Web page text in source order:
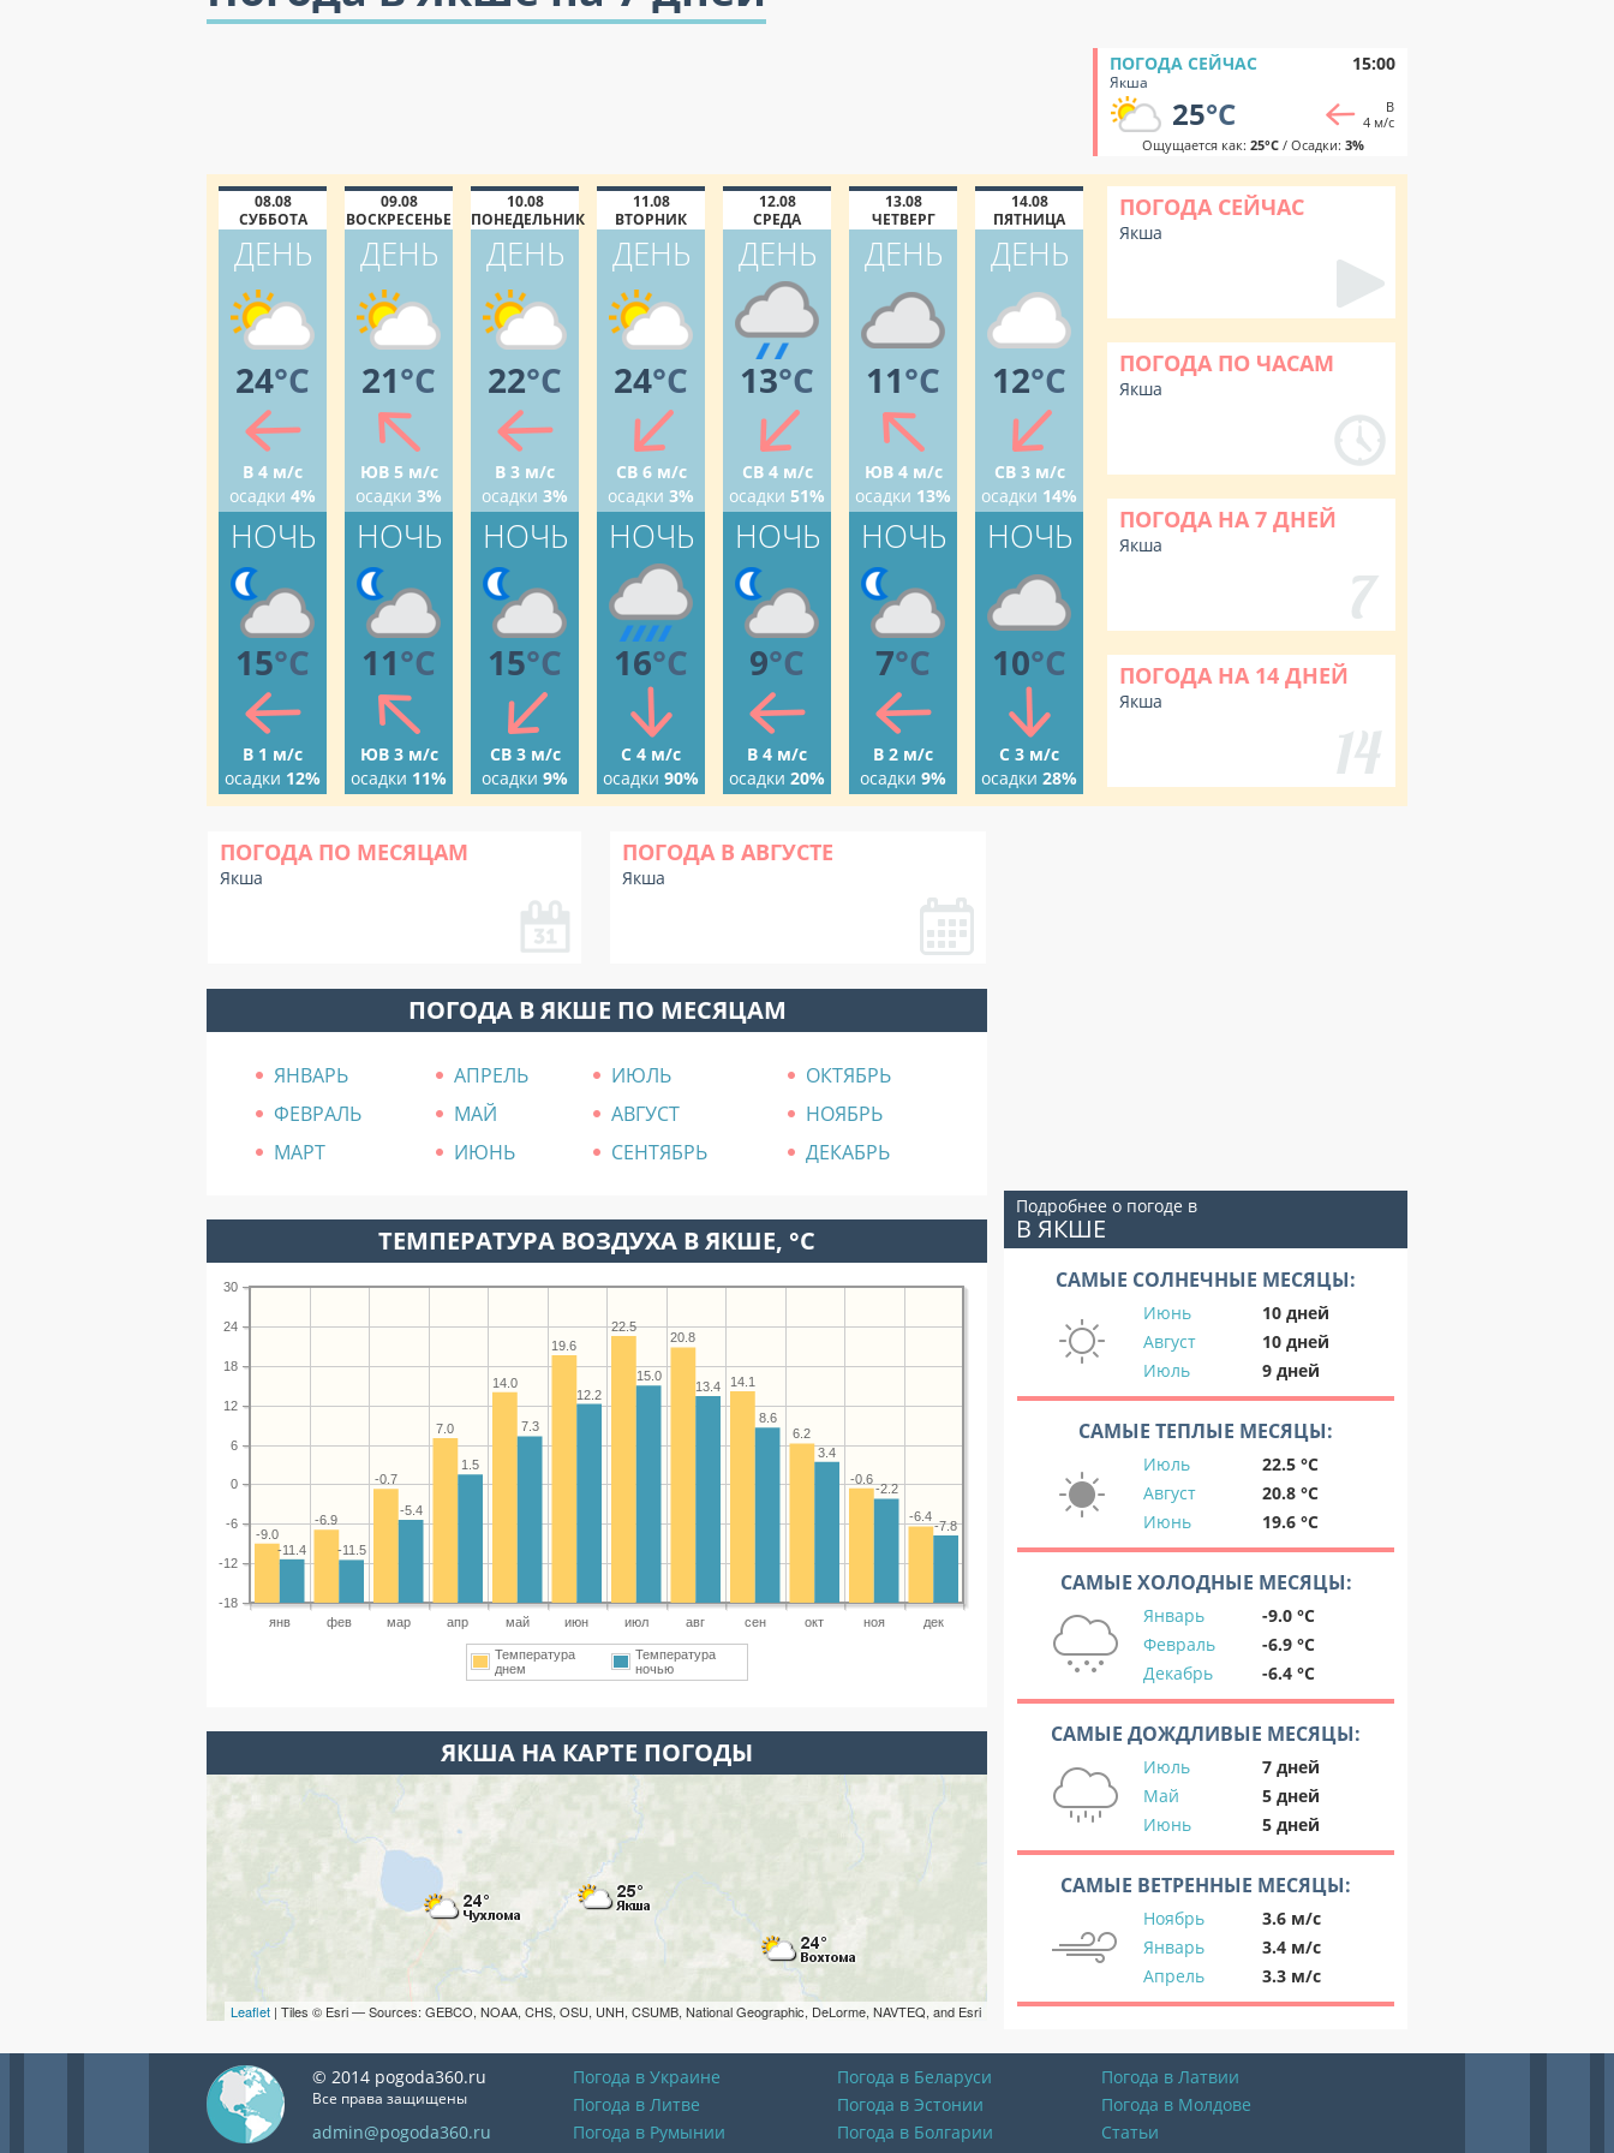
ПОГОДА СЕЙЧАС 15:00
Якша
25°C
В
4 м/с
Ощущается как: 25°C/ Осадки: 3%
08.08
СУББОТА
ДЕНЬ
24°C
В 4 м/с
осадки 4%
НОЧЬ
15°C
В 1 м/с
осадки 12%
09.08
ВОСКРЕСЕНЬЕ
ДЕНЬ
21°C
ЮВ 5 м/с
осадки 3%
НОЧЬ
11°C
ЮВ 3 м/с
осадки 11%
10.08
ПОНЕДЕЛЬНИК
ДЕНЬ
22°C
В 3 м/с
осадки 3%
НОЧЬ
15°C
СВ 3 м/с
осадки 9%
11.08
ВТОРНИК
ДЕНЬ
24°C
СВ 6 м/с
осадки 3%
НОЧЬ
16°C
С 4 м/с
осадки 90%
12.08
СРЕДА
ДЕНЬ
13°C
СВ 4 м/с
осадки 51%
НОЧЬ
9°C
В 4 м/с
осадки 20%
13.08
ЧЕТВЕРГ
ДЕНЬ
11°C
ЮВ 4 м/с
осадки 13%
НОЧЬ
7°C
В 2 м/с
осадки 9%
14.08
ПЯТНИЦА
ДЕНЬ
12°C
СВ 3 м/с
осадки 14%
НОЧЬ
10°C
С 3 м/с
осадки 28%
ПОГОДА СЕЙЧАС
Якша
ПОГОДА ПО ЧАСАМ
Якша
ПОГОДА НА 7 ДНЕЙ
Якша
ПОГОДА НА 14 ДНЕЙ
Якша
ПОГОДА ПО МЕСЯЦАМ
Якша
ПОГОДА В АВГУСТЕ
Якша
ПОГОДА В ЯКШЕ ПО МЕСЯЦАМ
ЯНВАРЬ АПРЕЛЬ ИЮЛЬ
ОКТЯБРЬ
ФЕВРАЛЬ
МАЙ АВГУСТ
НОЯБРЬ
МАРТ
ИЮНЬ СЕНТЯБРЬ ДЕКАБРЬ
ТЕМПЕРАТУРА ВОЗДУХА В ЯКШЕ, °C
янв фев мар апр май июн июл авг сен окт ноя дек
-18
-12
-6
0
6
12
18
24
30
-6.4
-0.6
6.2
14.1
20.8
22.5
19.6
14.0
7.0
-0.7
-6.9
-9.0
-7.8
-2.2
3.4
8.6
13.4
15.0
12.2
7.3
1.5
-5.4
-11.5
-11.4
Температура
днем
Температура
ночью
ЯКША НА КАРТЕ ПОГОДЫ
Leaflet | Tiles © Esri — Sources: GEBCO, NOAA, CHS, OSU, UNH, CSUMB, National Geographic, DeLorme, NAVTEQ, and Esri
Подробнее о погоде в
В ЯКШЕ
САМЫЕ СОЛНЕЧНЫЕ МЕСЯЦЫ:
Июнь
10 дней
Август
10 дней
Июль
9 дней
САМЫЕ ТЕПЛЫЕ МЕСЯЦЫ:
Июль
22.5 °C
Август
20.8 °C
Июнь
19.6 °C
САМЫЕ ХОЛОДНЫЕ МЕСЯЦЫ:
Январь
-9.0 °C
Февраль
-6.9 °C
Декабрь
-6.4 °C
САМЫЕ ДОЖДЛИВЫЕ МЕСЯЦЫ:
Июль
7 дней
Май
5 дней
Июнь
5 дней
САМЫЕ ВЕТРЕННЫЕ МЕСЯЦЫ:
Ноябрь
3.6 м/с
Январь
3.4 м/с
Апрель
3.3 м/с
© 2014 pogoda360.ru
Все права защищены
admin@pogoda360.ru
Погода в Украине Погода в Беларуси
Погода в Латвии
Погода в Литве
Погода в Эстонии
Погода в Молдове
Погода в Румынии
Погода в Болгарии Статьи